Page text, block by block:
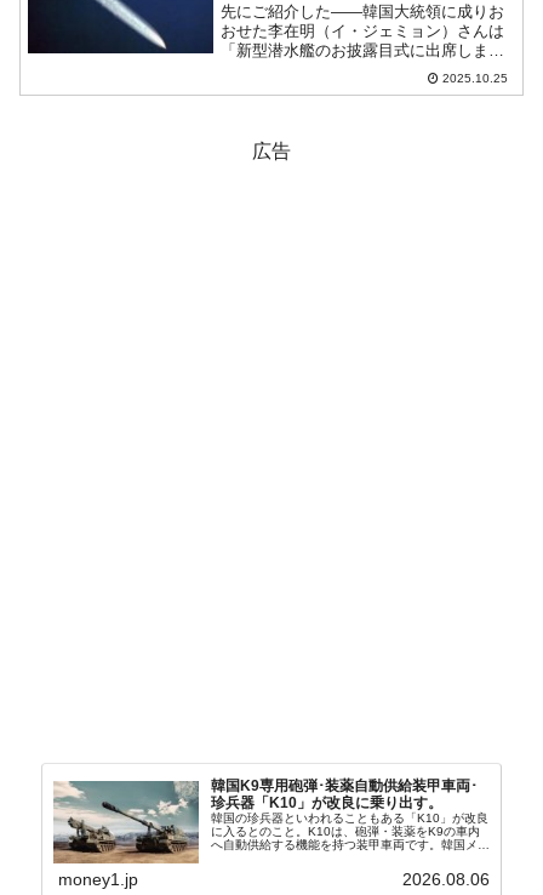
先にご紹介した――韓国大統領に成りお
おせた李在明（イ・ジェミョン）さんは
「新型潜水艦のお披露目式に出席しませ
んでした」――と関連した話です。2025
年10月22日、金ちゃんファミリー3代目
2025.10.25
広告
韓国K9専用砲弾･装薬自動供給装甲車両･
珍兵器「K10」が改良に乗り出す。
韓国の珍兵器といわれることもある「K10」が改良
に入るとのこと。K10は、砲弾・装薬をK9の車内
へ自動供給する機能を持つ装甲車両です。韓国メデ
から以下に一部を引きます。2005年に初めて...
money1.jp 2026.08.06